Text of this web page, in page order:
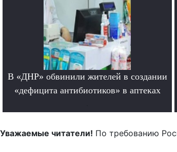
В «ДНР» обвинили жителей в создании
«дефицита антибиотиков» в аптеках
Уважаемые читатели! По требованию